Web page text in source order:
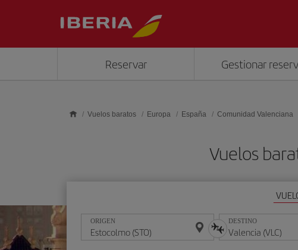
Reservar Gestionar
Vuelos baratos Europa España Comunidad Valenciana
Vuelos
ORIGEN DESTINO